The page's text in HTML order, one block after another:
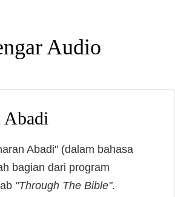
Audio
Abadi
Abadi" (dalam bahasa
bagian dari program
"Through The Bible".